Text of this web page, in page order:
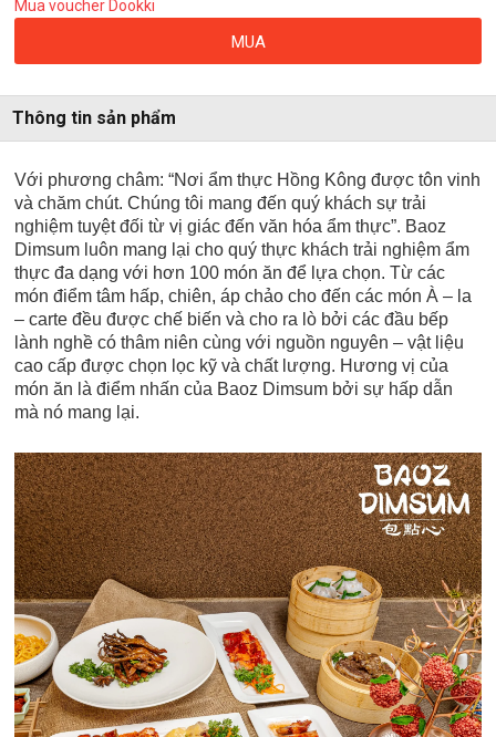
Mua voucher Dookki
MUA
Thông tin sản phẩm
Với phương châm: “Nơi ẩm thực Hồng Kông được tôn vinh
và chăm chút. Chúng tôi mang đến quý khách sự trải
nghiệm tuyệt đối từ vị giác đến văn hóa ẩm thực”. Baoz
Dimsum luôn mang lại cho quý thực khách trải nghiệm ẩm
thực đa dạng với hơn 100 món ăn để lựa chọn. Từ các
món điểm tâm hấp, chiên, áp chảo cho đến các món À – la
– carte đều được chế biến và cho ra lò bởi các đầu bếp
lành nghề có thâm niên cùng với nguồn nguyên – vật liệu
cao cấp được chọn lọc kỹ và chất lượng. Hương vị của
món ăn là điểm nhấn của Baoz Dimsum bởi sự hấp dẫn
mà nó mang lại.